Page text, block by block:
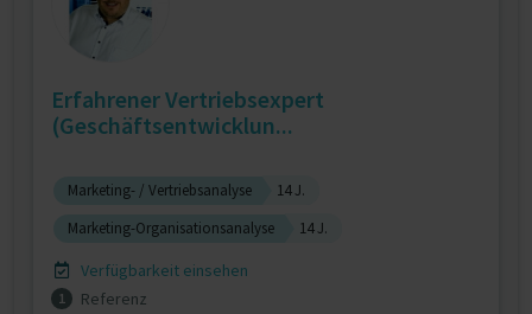
Erfahrener Vertriebsexpert
(Geschäftsentwicklun...
Marketing- / Vertriebsanalyse
14 J.
Marketing-Organisationsanalyse
14 J.
Verfügbarkeit einsehen
1
Referenz